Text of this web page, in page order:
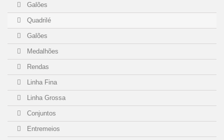
Galões
Quadrilé
Galões
Medalhões
Rendas
Linha Fina
Linha Grossa
Conjuntos
Entremeios